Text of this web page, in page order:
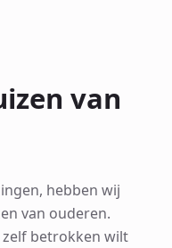
van
hebben wij
van ouderen.
betrokken wilt